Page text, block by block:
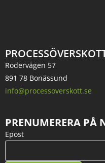
Rodervägen 57
891 78 Bonässund
info@processoverskott.se
PRENUMERERA PÅ
Epost